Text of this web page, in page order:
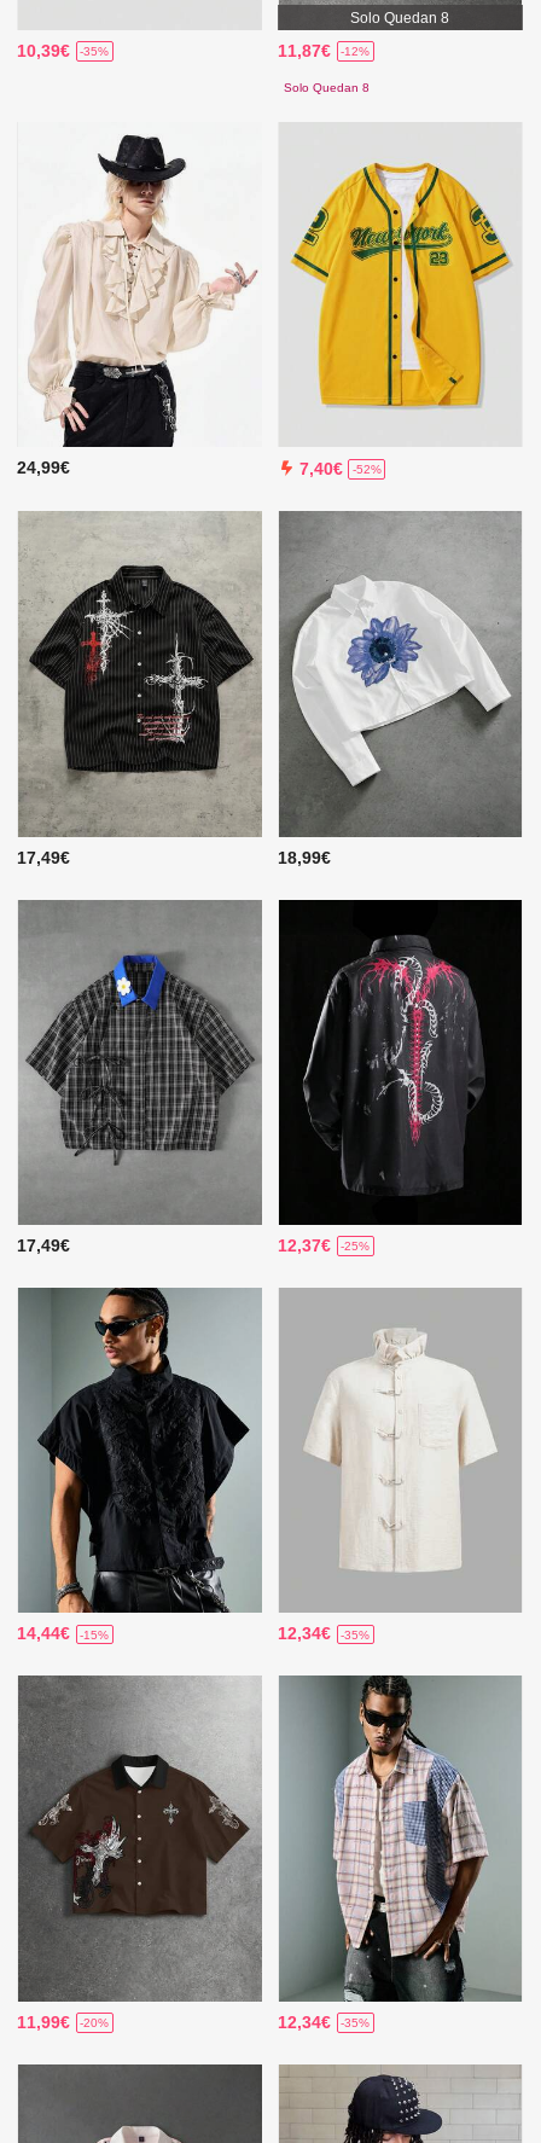
10,39€ -35%
Solo Quedan 8
11,87€ -12%
Solo Quedan 8
24,99€ 7,40€ -52%
17,49€ 18,99€
17,49€ 12,37€ -25%
14,44€ -15% 12,34€ -35%
11,99€ -20% 12,34€ -35%